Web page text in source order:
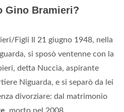
Gino Bramieri?
Figli Il 21 giugno 1948, nella
si sposò ventenne con la
detta Nuccia, aspirante
Niguarda, e si separò da lei
divorziare: dal matrimonio